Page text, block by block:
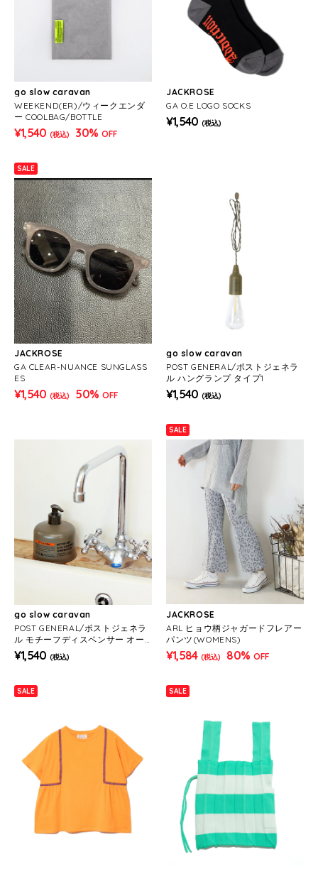
go slow caravan
WEEKEND(ER)/ウィークエンダ
ー COOLBAG/BOTTLE
¥1,540 (税込) 30% OFF
JACKROSE
GA O.E LOGO SOCKS
¥1,540 (税込)
SALE
JACKROSE
GA CLEAR-NUANCE SUNGLASS
ES
¥1,540 (税込) 50% OFF
go slow caravan
POST GENERAL/ポストジェネラ
ル ハングランプ タイプ1
¥1,540 (税込)
go slow caravan
POST GENERAL/ポストジェネラ
ル モチーフディスペンサー オー
ディーソープ
¥1,540 (税込)
SALE
JACKROSE
ARL ヒョウ柄ジャガードフレアー
パンツ(WOMENS)
¥1,584 (税込) 80% OFF
SALE SALE